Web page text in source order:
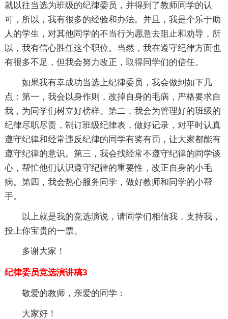
就以往当选为班级的纪律委员，并得到了教师同学的认
可，所以，我有很多的经验和办法。并且，我是个乐于助
人的学生，对其他同学的不当行为愿意去阻止和劝导，所
以，我有信心胜任这个职位。当然，我在遵守纪律方面也
有很多不足，但我会努力改正，取得同学们的信任。
如果我有幸成功当选上纪律委员，我会做到如下几
点：第一，我会以身作则，改掉自身的毛病，严格要求自
我，为同学们树立好榜样。第二，我会为管理好的班级的
纪律尽职尽责，制订班级纪律表，做好记录，对平时认真
遵守纪律和经常违反纪律的同学有奖有罚，让大家都能有
遵守纪律的意识。第三，我会找经常不遵守纪律的同学谈
心，帮忙他们认识遵守纪律的重要性，改正自身的小毛
病。第四，我会热心服务同学，做好教师和同学的小帮
手。
以上就是我的竞选演说，请同学们相信我，支持我，
投上你宝贵的一票。
多谢大家！
纪律委员竞选演讲稿3
敬爱的教师，亲爱的同学：
大家好！